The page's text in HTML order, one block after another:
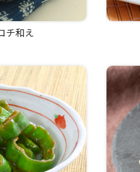
チ和え